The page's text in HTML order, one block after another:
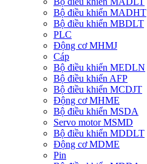
Bộ điều khiển MADHT
Bộ điều khiển MBDLT
PLC
Động cơ MHMJ
Cáp
Bộ điều khiển MEDLN
Bộ điều khiển AFP
Bộ điều khiển MCDJT
Động cơ MHME
Bộ điều khiển MSDA
Servo motor MSMD
Bộ điều khiển MDDLT
Động cơ MDME
Pin